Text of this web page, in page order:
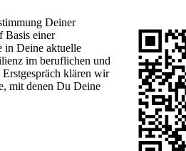
Deiner
Basis einer
in Deine aktuelle
im beruflichen und
klären wir
mit denen Du Deine